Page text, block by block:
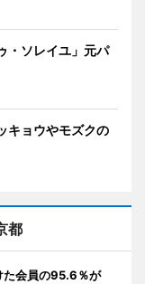
・ソレイユ」元パ
キョウやモズクの
都
た会員の95.6％が